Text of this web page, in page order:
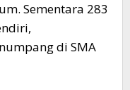
Sementara 283
di SMA